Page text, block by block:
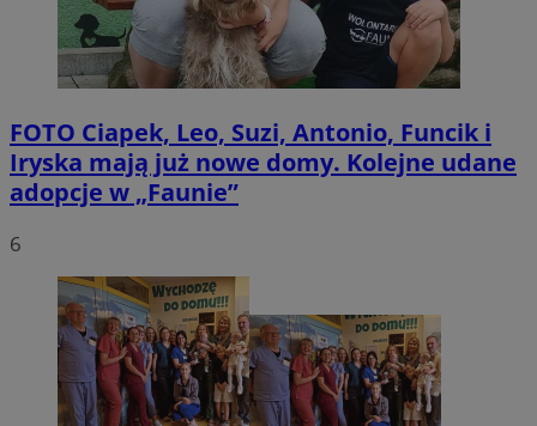
FOTO Ciapek, Leo, Suzi, Antonio, Funcik i
Iryska mają już nowe domy. Kolejne udane
adopcje w „Faunie”
6